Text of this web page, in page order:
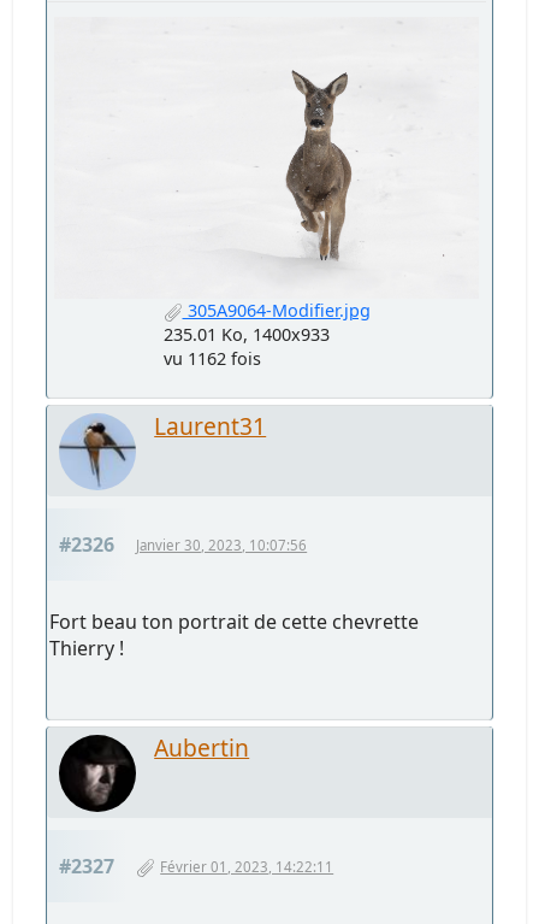
305A9064-Modifier.jpg
235.01 Ko, 1400x933
vu 1162 fois
Laurent31
#2326 Janvier 30, 2023, 10:07:56
Fort beau ton portrait de cette chevrette
Thierry !
Aubertin
#2327 Février 01, 2023, 14:22:11